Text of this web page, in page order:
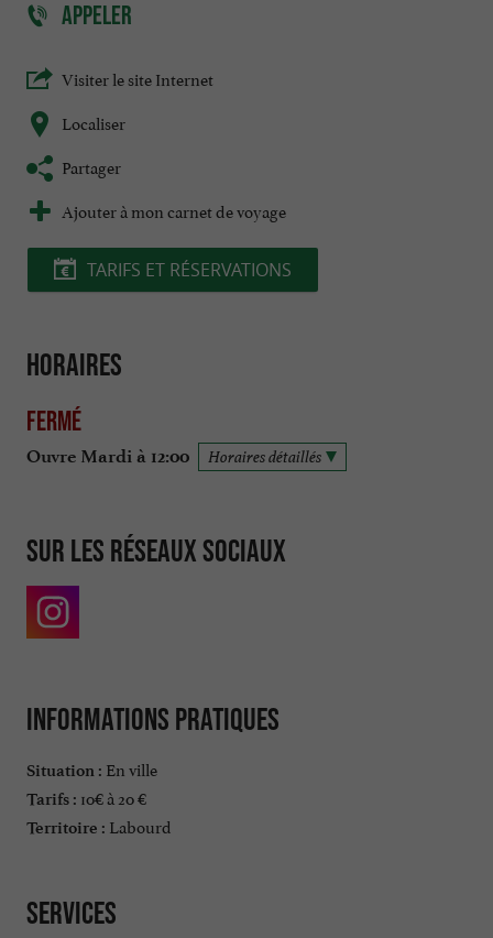
APPELER
Visiter le site Internet
Localiser
Partager
Ajouter à mon carnet de voyage
TARIFS ET RÉSERVATIONS
Horaires
Fermé
Ouvre Mardi à 12:00 Horaires détaillés
Sur les réseaux sociaux
Informations pratiques
Situation : En ville
Tarifs : 10€ à 20 €
Territoire : Labourd
Services